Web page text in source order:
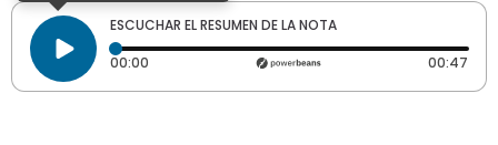
ESCUCHAR EL RESUMEN DE LA NOTA
00:00 Tiempo transcurrido: 0 segundos 00:47